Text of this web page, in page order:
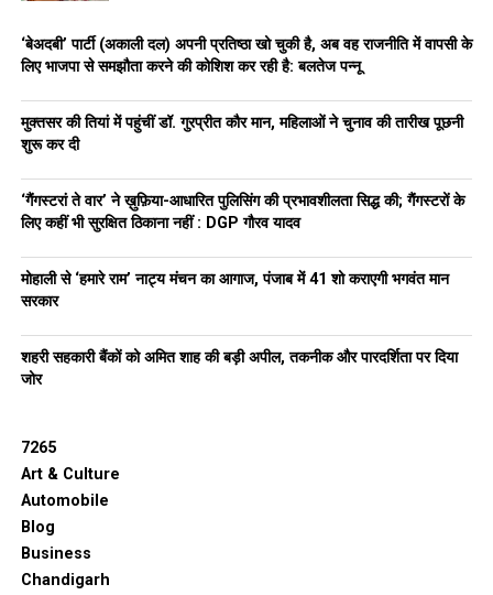
‘बेअदबी’ पार्टी (अकाली दल) अपनी प्रतिष्ठा खो चुकी है, अब वह राजनीति में वापसी के
लिए भाजपा से समझौता करने की कोशिश कर रही है: बलतेज पन्नू
मुक्तसर की तियां में पहुंचीं डॉ. गुरप्रीत कौर मान, महिलाओं ने चुनाव की तारीख पूछनी
शुरू कर दी
‘गैंगस्टरां ते वार’ ने ख़ुफ़िया-आधारित पुलिसिंग की प्रभावशीलता सिद्ध की; गैंगस्टरों के
लिए कहीं भी सुरक्षित ठिकाना नहीं : DGP गौरव यादव
मोहाली से ‘हमारे राम’ नाट्य मंचन का आगाज, पंजाब में 41 शो कराएगी भगवंत मान
सरकार
शहरी सहकारी बैंकों को अमित शाह की बड़ी अपील, तकनीक और पारदर्शिता पर दिया
जोर
7265
Art & Culture
Automobile
Blog
Business
Chandigarh